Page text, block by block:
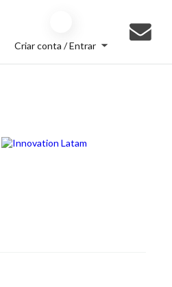
Criar conta / Entrar